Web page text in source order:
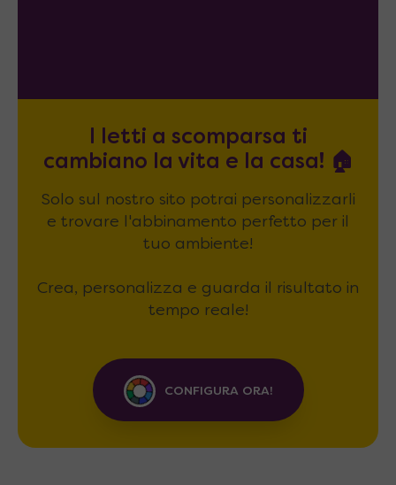
I letti a scomparsa ti
cambiano la vita e la casa! 🏠
Solo sul nostro sito potrai personalizzarli
e trovare l'abbinamento perfetto per il
tuo ambiente!
Crea, personalizza e guarda il risultato in
tempo reale!
CONFIGURA ORA!